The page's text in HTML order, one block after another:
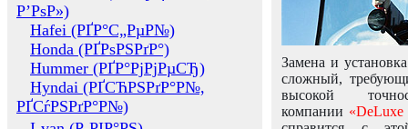
Р’РѕР»)
Hafei (РҐР°С„РµР№)
Honda (РҐРѕРЅРґР°)
Hummer (РҐР°РјРјРµСЂ)
Hyndai (РҐСЋРЅРґР°Р№,
РҐСѓРЅРґР°Р№)
Замена и
сложный,
высокой
компании «DeLuxe